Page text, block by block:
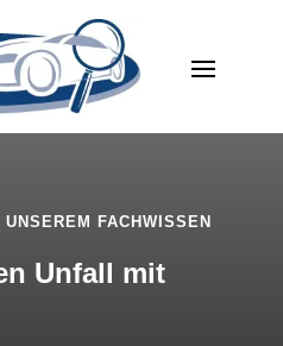
FACHWISSEN
Unfall mit